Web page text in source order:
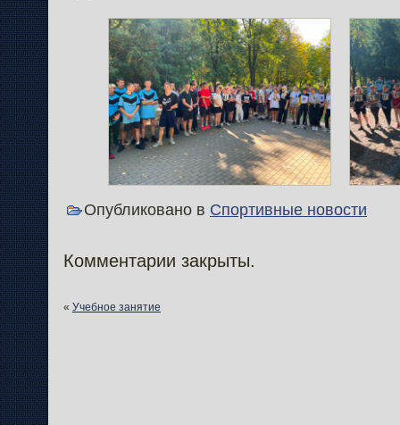
Опубликовано в Спортивные новости
Комментарии закрыты.
« Учебное занятие